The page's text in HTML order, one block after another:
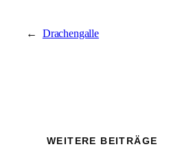
← Drachengalle
WEITERE BEITRÄGE